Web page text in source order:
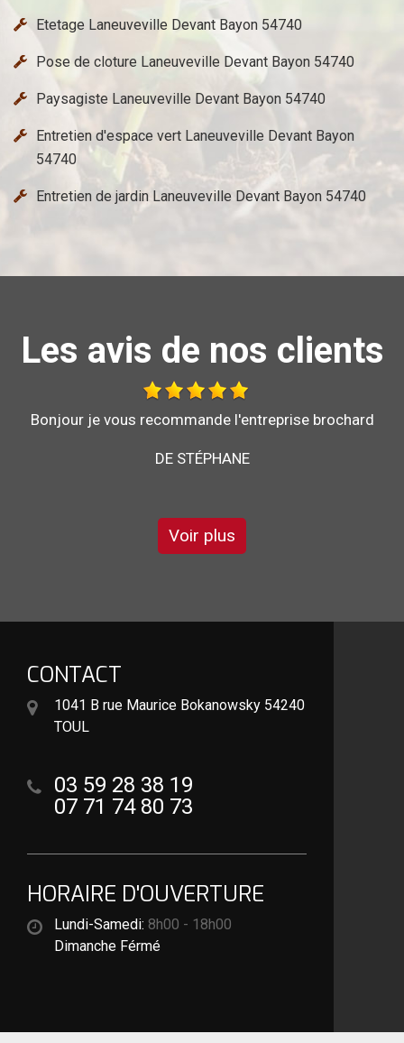
Etetage Laneuveville Devant Bayon 54740
Pose de cloture Laneuveville Devant Bayon 54740
Paysagiste Laneuveville Devant Bayon 54740
Entretien d'espace vert Laneuveville Devant Bayon
54740
Entretien de jardin Laneuveville Devant Bayon 54740
Les avis de nos clients
Bonjour je vous recommande l'entreprise brochard
Voir plus
CONTACT
1041 B rue Maurice Bokanowsky 54240
TOUL
03 59 28 38 19
07 71 74 80 73
HORAIRE D'OUVERTURE
Lundi-Samedi: 8h00 - 18h00
Dimanche Férmé